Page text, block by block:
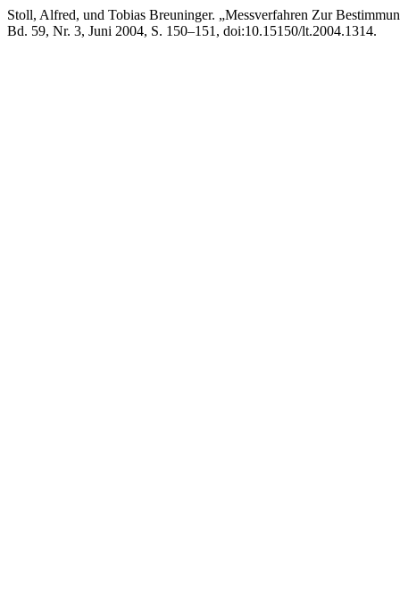
Stoll, Alfred, und Tobias Breuninger. „Messverfahren Zur
Bd. 59, Nr. 3, Juni 2004, S. 150–151, doi:10.15150/lt.2004.1314.